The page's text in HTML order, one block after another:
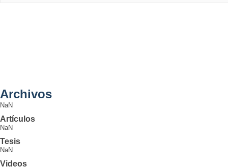
Archivos
NaN
Artículos
NaN
Tesis
NaN
Videos